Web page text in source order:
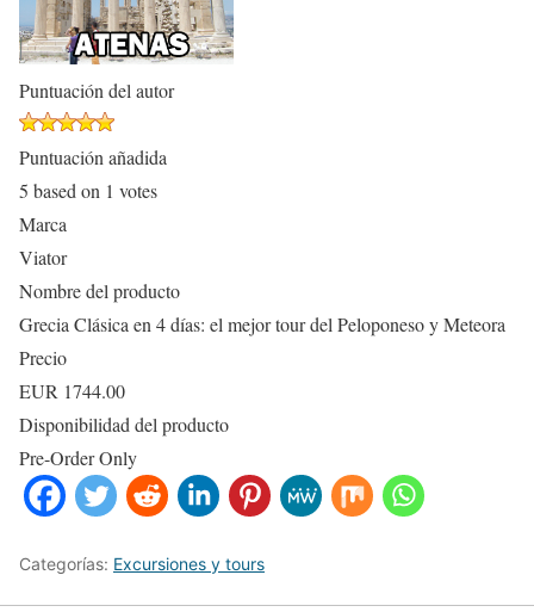
Puntuación del autor
Puntuación añadida
5 based on 1 votes
Marca
Viator
Nombre del producto
Grecia Clásica en 4 días: el mejor tour del Peloponeso y Meteora
Precio
EUR 1744.00
Disponibilidad del producto
Pre-Order Only
Categorías: Excursiones y tours